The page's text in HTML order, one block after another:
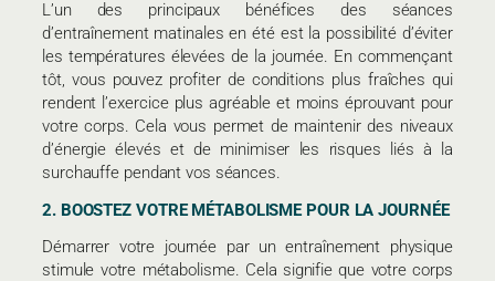
L’un des principaux bénéfices des séances
d’entraînement matinales en été est la possibilité d’éviter
les températures élevées de la journée. En commençant
tôt, vous pouvez profiter de conditions plus fraîches qui
rendent l’exercice plus agréable et moins éprouvant pour
votre corps. Cela vous permet de maintenir des niveaux
d’énergie élevés et de minimiser les risques liés à la
surchauffe pendant vos séances.
2. BOOSTEZ VOTRE MÉTABOLISME POUR LA JOURNÉE
Démarrer votre journée par un entraînement physique
stimule votre métabolisme. Cela signifie que votre corps